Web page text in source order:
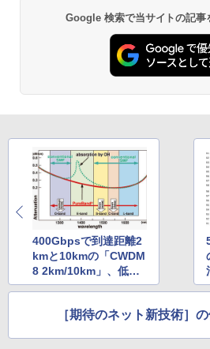
Google 検索で当サイトの記事
400Gbpsで到達距離2
kmと10kmの「CWDM
8 2km/10km」、低OH
濃度SMFの採用で損失
［期待のネット新技術］